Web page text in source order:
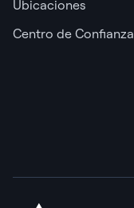
Ubicaciones
Centro de Confianza